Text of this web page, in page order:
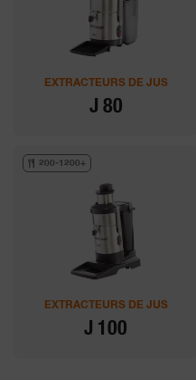
EXTRACTEURS DE JUS
J 80
200-1200+
EXTRACTEURS DE JUS
J 100